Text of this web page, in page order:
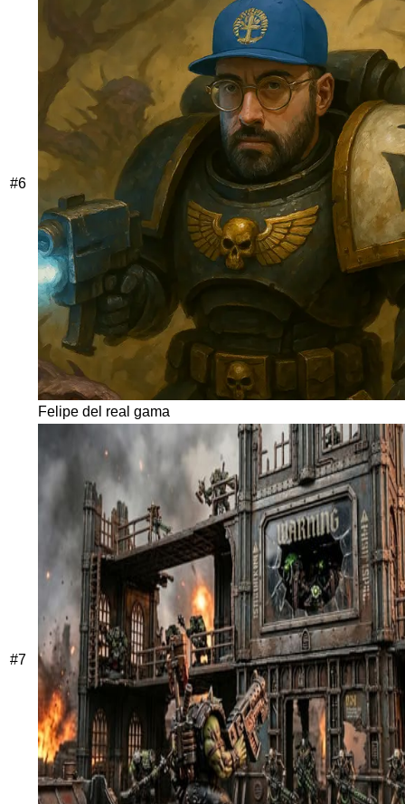
#6
Felipe del real gama
#7